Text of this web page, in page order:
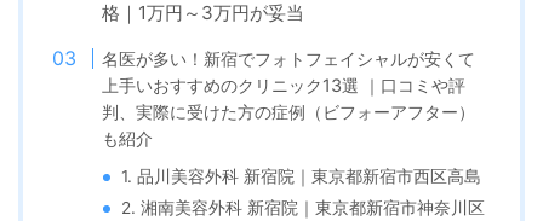
格｜1万円～3万円が妥当
名医が多い！新宿でフォトフェイシャルが安くて
上手いおすすめのクリニック13選 ｜口コミや評
判、実際に受けた方の症例（ビフォーアフター）
も紹介
1. 品川美容外科 新宿院｜東京都新宿市西区高島
2. 湘南美容外科 新宿院｜東京都新宿市神奈川区